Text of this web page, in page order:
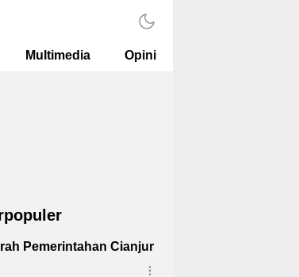
Multimedia Opini
Pemerintahan Cianjur